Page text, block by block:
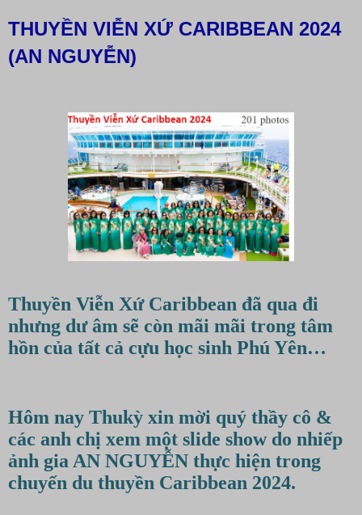
THUYỀN VIỄN XỨ CARIBBEAN 2024
(AN NGUYỄN)
Thuyền Viễn Xứ Caribbean đã qua đi
nhưng dư âm sẽ còn mãi mãi trong tâm
hồn của tất cả cựu học sinh Phú Yên…
Hôm nay Thukỳ xin mời quý thầy cô &
các anh chị xem một slide show do nhiếp
ảnh gia AN NGUYỄN thực hiện trong
chuyến du thuyền Caribbean 2024.